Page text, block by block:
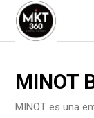
MINOT
MINOT es una